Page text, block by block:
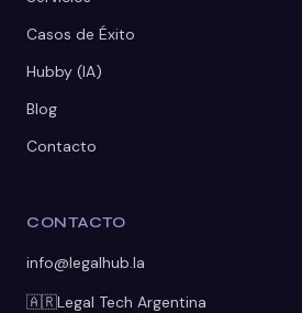
Casos de Éxito
Hubby (IA)
Blog
Contacto
CONTACTO
info@legalhub.la
🇦🇷Legal Tech Argentina